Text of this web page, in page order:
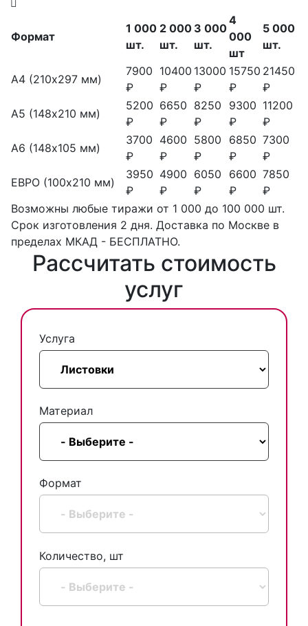
Формат
1 000
шт.
2 000
шт.
3 000
шт.
4
000
шт
5 000
шт.
А4 (210х297 мм)
7900
₽
10400
₽
13000
₽
15750
₽
21450
₽
А5 (148х210 мм)
5200
₽
6650
₽
8250
₽
9300
₽
11200
₽
А6 (148х105 мм)
3700
₽
4600
₽
5800
₽
6850
₽
7300
₽
ЕВРО (100х210 мм)
3950
₽
4900
₽
6050
₽
6600
₽
7850
₽
Возможны любые тиражи от 1 000 до 100 000 шт.
Срок изготовления 2 дня. Доставка по Москве в
пределах МКАД - БЕСПЛАТНО.
Рассчитать стоимость
услуг
Услуга
Материал
Формат
Количество, шт